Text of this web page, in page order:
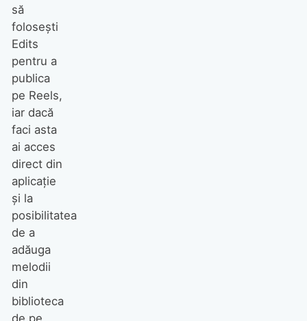
să
folosești
Edits
pentru a
publica
pe Reels,
iar dacă
faci asta
ai acces
direct din
aplicație
și la
posibilitatea
de a
adăuga
melodii
din
biblioteca
de pe